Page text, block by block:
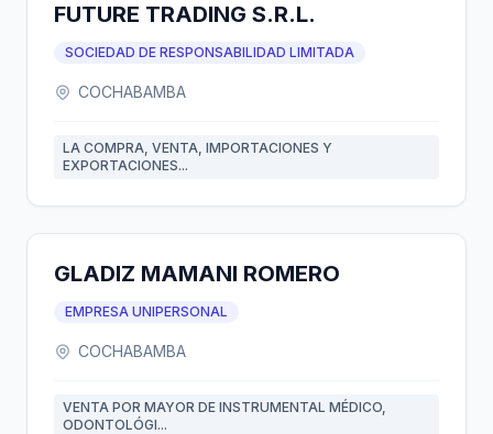
FUTURE TRADING S.R.L.
SOCIEDAD DE RESPONSABILIDAD LIMITADA
COCHABAMBA
LA COMPRA, VENTA, IMPORTACIONES Y
EXPORTACIONES...
GLADIZ MAMANI ROMERO
EMPRESA UNIPERSONAL
COCHABAMBA
VENTA POR MAYOR DE INSTRUMENTAL MÉDICO,
ODONTOLÓGI...